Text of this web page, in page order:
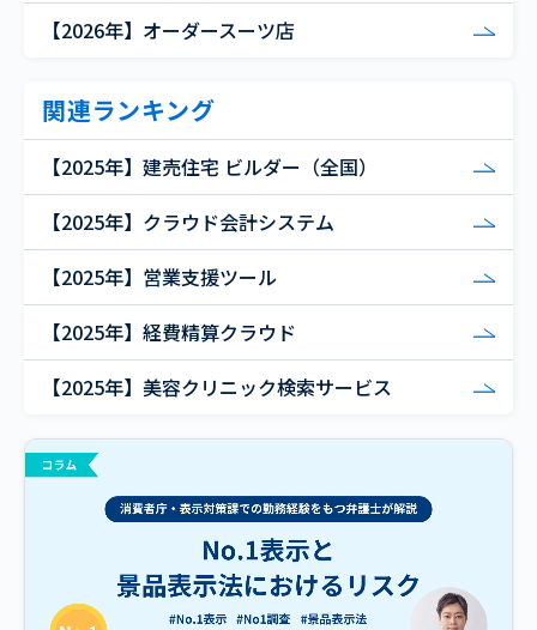
【2026年】オーダースーツ店
関連ランキング
【2025年】建売住宅 ビルダー（全国）
【2025年】クラウド会計システム
【2025年】営業支援ツール
【2025年】経費精算クラウド
【2025年】美容クリニック検索サービス